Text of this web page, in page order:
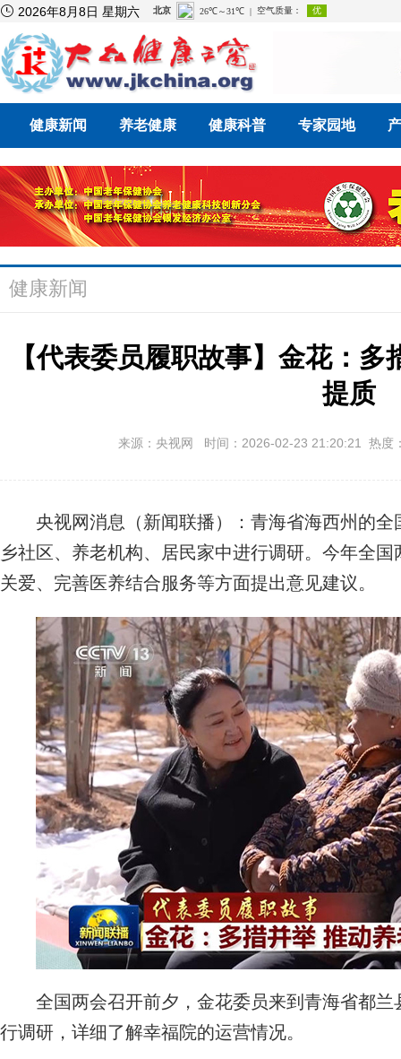
 2026年8月8日 星期六
健康新闻 养老健康 健康科普 专家园地
健康新闻
【代表委员履职故事】金花：
提质
来源：央视网 时间：2026-02-23 21:20:21 热度
央视网消息（新闻联播）：青海省海西州的全
乡社区、养老机构、居民家中进行调研。今年全
关爱、完善医养结合服务等方面提出意见建议。
全国两会召开前夕，金花委员来到青海省都兰
行调研，详细了解幸福院的运营情况。